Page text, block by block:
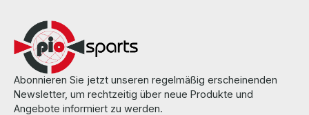
Abonnieren Sie jetzt unseren regelmäßig erscheinenden
Newsletter, um rechtzeitig über neue Produkte und
Angebote informiert zu werden.